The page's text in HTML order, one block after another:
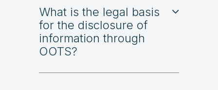
What is the legal basis
for the disclosure of
information through
OOTS?